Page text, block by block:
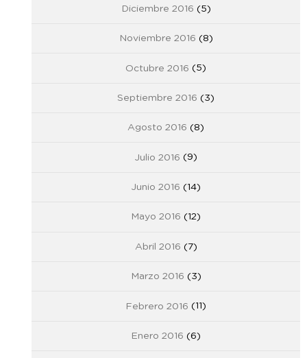
Diciembre 2016 (5)
Noviembre 2016 (8)
Octubre 2016 (5)
Septiembre 2016 (3)
Agosto 2016 (8)
Julio 2016 (9)
Junio 2016 (14)
Mayo 2016 (12)
Abril 2016 (7)
Marzo 2016 (3)
Febrero 2016 (11)
Enero 2016 (6)